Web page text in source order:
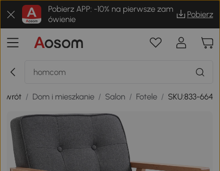
Pobierz APP: -10% na pierwsze zam
ówienie
Pobierz
/ Dom i mieszkanie / Salon / Fotele / SKU:833-664